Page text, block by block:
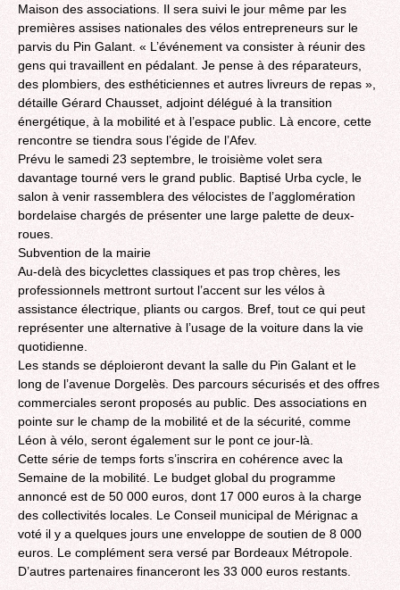
Maison des associations. Il sera suivi le jour même par les
premières assises nationales des vélos entrepreneurs sur le
parvis du Pin Galant. « L’événement va consister à réunir des
gens qui travaillent en pédalant. Je pense à des réparateurs,
des plombiers, des esthéticiennes et autres livreurs de repas »,
détaille Gérard Chausset, adjoint délégué à la transition
énergétique, à la mobilité et à l’espace public. Là encore, cette
rencontre se tiendra sous l’égide de l’Afev.
Prévu le samedi 23 septembre, le troisième volet sera
davantage tourné vers le grand public. Baptisé Urba cycle, le
salon à venir rassemblera des vélocistes de l’agglomération
bordelaise chargés de présenter une large palette de deux-
roues.
Subvention de la mairie
Au-delà des bicyclettes classiques et pas trop chères, les
professionnels mettront surtout l’accent sur les vélos à
assistance électrique, pliants ou cargos. Bref, tout ce qui peut
représenter une alternative à l’usage de la voiture dans la vie
quotidienne.
Les stands se déploieront devant la salle du Pin Galant et le
long de l’avenue Dorgelès. Des parcours sécurisés et des offres
commerciales seront proposés au public. Des associations en
pointe sur le champ de la mobilité et de la sécurité, comme
Léon à vélo, seront également sur le pont ce jour-là.
Cette série de temps forts s’inscrira en cohérence avec la
Semaine de la mobilité. Le budget global du programme
annoncé est de 50 000 euros, dont 17 000 euros à la charge
des collectivités locales. Le Conseil municipal de Mérignac a
voté il y a quelques jours une enveloppe de soutien de 8 000
euros. Le complément sera versé par Bordeaux Métropole.
D’autres partenaires financeront les 33 000 euros restants.